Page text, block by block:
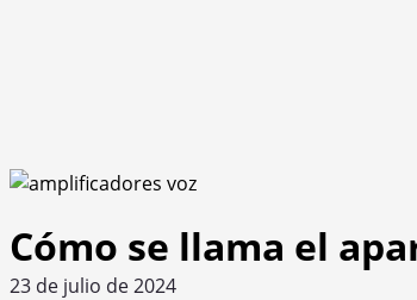
Cómo se llama el
23 de julio de 2024